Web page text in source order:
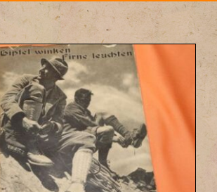
Willkommen
Schauraum
Impressum